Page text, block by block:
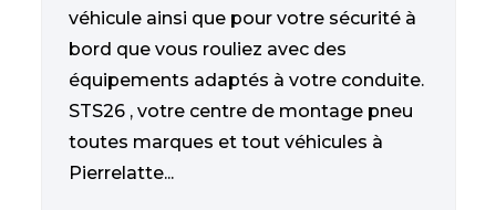
véhicule ainsi que pour votre sécurité à
bord que vous rouliez avec des
équipements adaptés à votre conduite.
STS26 , votre centre de montage pneu
toutes marques et tout véhicules à
Pierrelatte...